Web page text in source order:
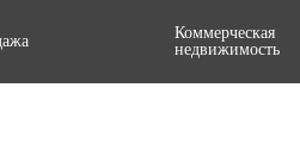
Коммерческая
недвижимость